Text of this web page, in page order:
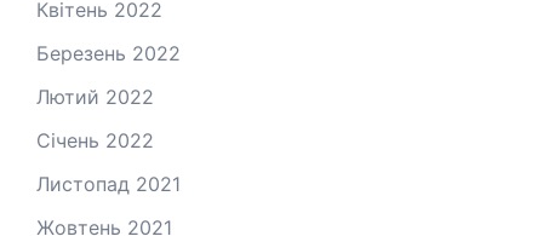
Квітень 2022
Березень 2022
Лютий 2022
Січень 2022
Листопад 2021
Жовтень 2021